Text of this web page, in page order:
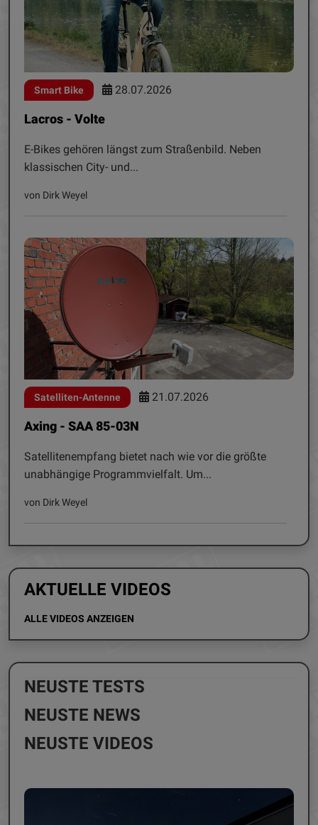
Smart Bike 28.07.2026
Lacros - Volte
E-Bikes gehören längst zum Straßenbild. Neben
klassischen City- und...
von Dirk Weyel
Satelliten-Antenne 21.07.2026
Axing - SAA 85-03N
Satellitenempfang bietet nach wie vor die größte
unabhängige Programmvielfalt. Um...
von Dirk Weyel
AKTUELLE VIDEOS
ALLE VIDEOS ANZEIGEN
NEUSTE TESTS
NEUSTE NEWS
NEUSTE VIDEOS